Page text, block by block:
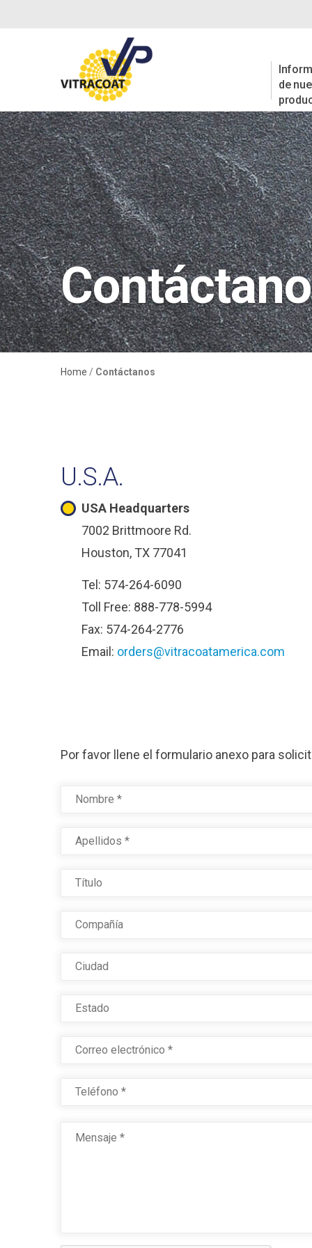
de
Home / Contáctanos
U.S.A.
USA Headquarters
7002 Brittmoore Rd.
Houston, TX 77041
Tel: 574-264-6090
Toll Free: 888-778-5994
Fax: 574-264-2776
Email: orders@vitracoatamerica.com
Por favor llene el formulario anexo para